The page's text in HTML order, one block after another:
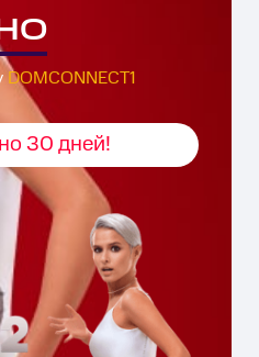
DOMCONNECT1
30 дней!